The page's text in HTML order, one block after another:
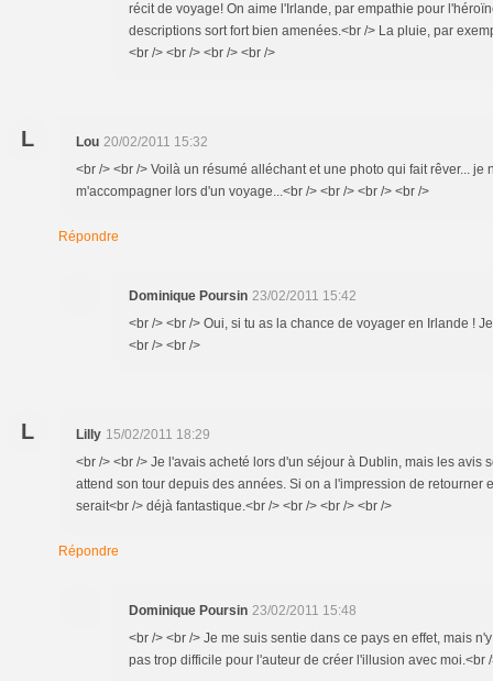
récit de voyage! On aime l'Irlande, par empathie pour
descriptions sort fort bien amenées.<br /> La pluie, par
<br /> <br /> <br /> <br />
L Lou 20/02/2011 15:32
<br /> <br /> Voilà un résumé alléchant et une photo qui fait rêver... je
m'accompagner lors d'un voyage...<br /> <br /> <br /> <br />
Répondre
Dominique Poursin 23/02/2011 15:42
<br /> <br /> Oui, si tu as la chance de voyager en Irlande !
<br /> <br />
L Lilly 15/02/2011 18:29
<br /> <br /> Je l'avais acheté lors d'un séjour à Dublin, mais les avis
attend son tour depuis des années. Si on a l'impression de retourner
serait<br /> déjà fantastique.<br /> <br /> <br /> <br />
Répondre
Dominique Poursin 23/02/2011 15:48
<br /> <br /> Je me suis sentie dans ce pays en effet, mais
pas trop difficile pour l'auteur de créer l'illusion avec moi.<br